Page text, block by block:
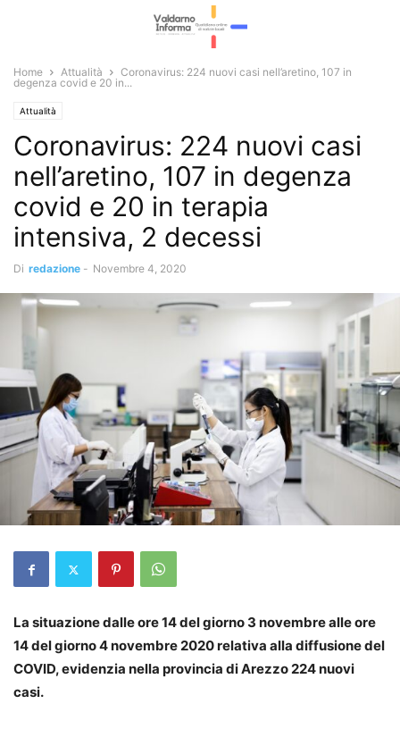
Home Attualità
Coronavirus: 224 nuovi casi nell’aretino, 107 in
degenza covid e 20 in...
Attualità
Coronavirus: 224 nuovi casi
nell’aretino, 107 in degenza
covid e 20 in terapia
intensiva, 2 decessi
Di redazione - Novembre 4, 2020
La situazione dalle ore 14 del giorno 3 novembre alle ore
14 del giorno 4 novembre 2020 relativa alla diffusione del
COVID, evidenzia nella provincia di Arezzo 224 nuovi
casi.